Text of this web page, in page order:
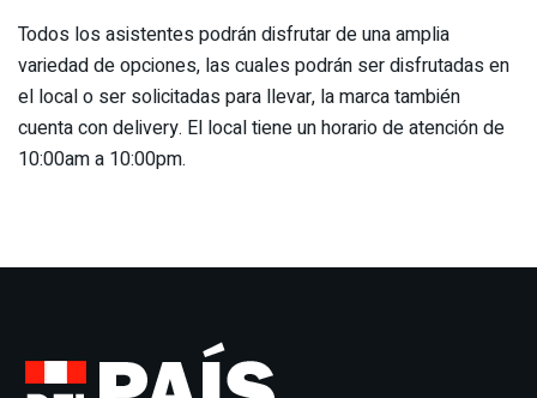
Todos los asistentes podrán disfrutar de una amplia
variedad de opciones, las cuales podrán ser disfrutadas en
el local o ser solicitadas para llevar, la marca también
cuenta con delivery. El local tiene un horario de atención de
10:00am a 10:00pm.